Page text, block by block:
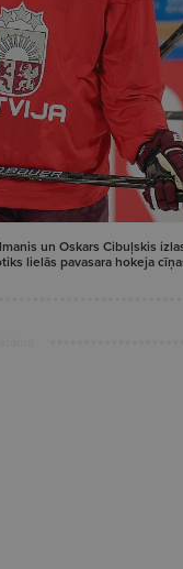
un Oskars Cibuļskis
lielās pavasara hokeja